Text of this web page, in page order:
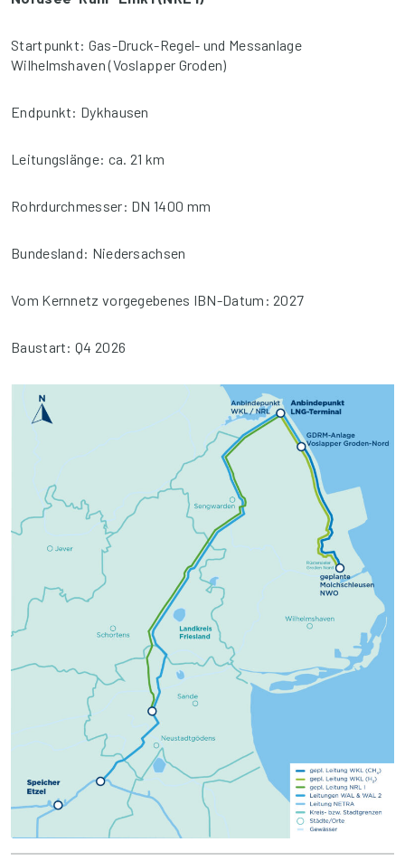
Startpunkt: Gas-Druck-Regel- und Messanlage
Wilhelmshaven (Voslapper Groden)
Endpunkt: Dykhausen
Leitungslänge: ca. 21 km
Rohrdurchmesser: DN 1400 mm
Bundesland: Niedersachsen
Vom Kernnetz vorgegebenes IBN-Datum: 2027
Baustart: Q4 2026